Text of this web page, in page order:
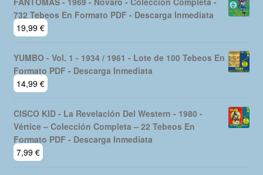
732 Tebeos En Formato PDF - Descarga Inmediata
19,99 €
YUMBO - Vol. 1 - 1934 / 1961 - Lote de 100 Tebeos En
Formato PDF - Descarga Inmediata
14,99 €
CISCO KID - La Revelación Del Western - 1980 -
Vértice – Colección Completa – 22 Tebeos En
Formato PDF - Descarga Inmediata
7,99 €